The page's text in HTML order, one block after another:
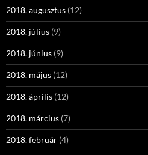
2018. augusztus (12)
2018. július (9)
2018. június (9)
2018. május (12)
2018. április (12)
2018. március (7)
2018. február (4)